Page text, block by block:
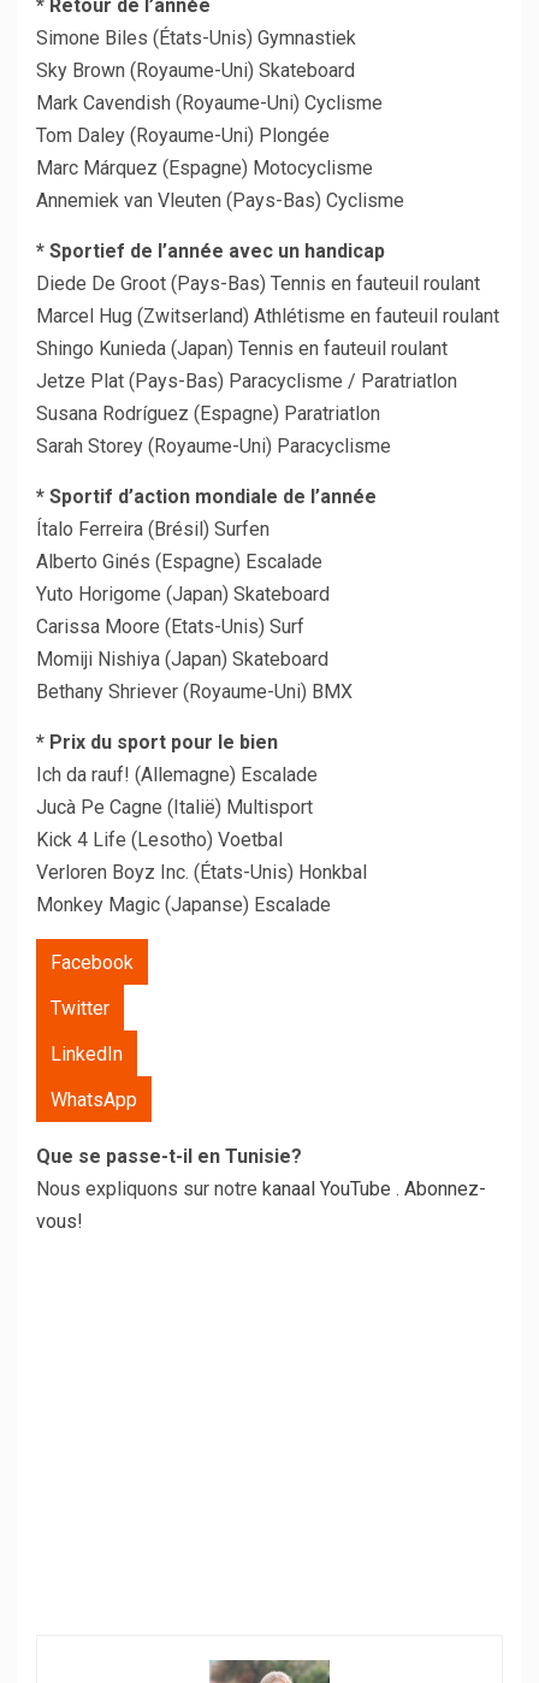
* Retour de l’année
Simone Biles (États-Unis) Gymnastiek
Sky Brown (Royaume-Uni) Skateboard
Mark Cavendish (Royaume-Uni) Cyclisme
Tom Daley (Royaume-Uni) Plongée
Marc Márquez (Espagne) Motocyclisme
Annemiek van Vleuten (Pays-Bas) Cyclisme
* Sportief de l’année avec un handicap
Diede De Groot (Pays-Bas) Tennis en fauteuil roulant
Marcel Hug (Zwitserland) Athlétisme en fauteuil roulant
Shingo Kunieda (Japan) Tennis en fauteuil roulant
Jetze Plat (Pays-Bas) Paracyclisme / Paratriatlon
Susana Rodríguez (Espagne) Paratriatlon
Sarah Storey (Royaume-Uni) Paracyclisme
* Sportif d’action mondiale de l’année
Ítalo Ferreira (Brésil) Surfen
Alberto Ginés (Espagne) Escalade
Yuto Horigome (Japan) Skateboard
Carissa Moore (Etats-Unis) Surf
Momiji Nishiya (Japan) Skateboard
Bethany Shriever (Royaume-Uni) BMX
* Prix du sport pour le bien
Ich da rauf! (Allemagne) Escalade
Jucà Pe Cagne (Italië) Multisport
Kick 4 Life (Lesotho) Voetbal
Verloren Boyz Inc. (États-Unis) Honkbal
Monkey Magic (Japanse) Escalade
Facebook
Twitter
LinkedIn
WhatsApp
Que se passe-t-il en Tunisie?
Nous expliquons sur notre kanaal YouTube . Abonnez-
vous!